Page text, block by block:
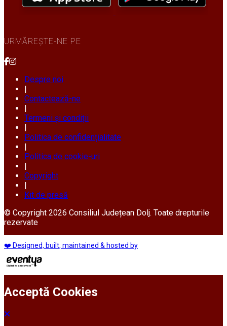
URMĂREȘTE-NE PE
Despre noi
|
Contactează-ne
|
Termeni și condiții
|
Politica de confidențialitate
|
Politica de cookie-uri
|
Copyright
|
Kit de presă
© Copyright 2026 Consiliul Județean Dolj. Toate drepturile
rezervate
❤️ Designed, built, maintained & hosted by
Acceptă Cookies